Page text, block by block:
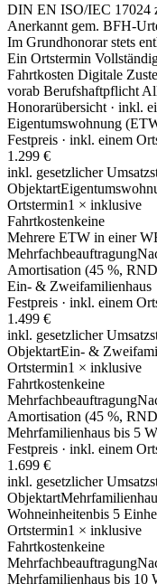
DIN EN ISO/IEC 17024
Anerkannt gem. BFH-
Im Grundhonorar stets
Ein Ortstermin
Fahrtkosten Digitale
vorab Berufshaftpflicht
Honorarübersicht · inkl.
Eigentumswohnung
Festpreis · inkl. einem
1.299 €
inkl. gesetzlicher
Objektart
Ortstermin1 × inklusive
Fahrtkostenkeine
Mehrere ETW in einer
Mehrfachbeauftragung
Amortisation (45 %,
Ein- & Zweifamilienhaus
Festpreis · inkl. einem
1.499 €
inkl. gesetzlicher
ObjektartEin- &
Ortstermin1 × inklusive
Fahrtkostenkeine
Mehrfachbeauftragung
Amortisation (45 %,
Mehrfamilienhaus bis 5
Festpreis · inkl. einem
1.699 €
inkl. gesetzlicher
Objektart
Wohneinheitenbis 5
Ortstermin1 × inklusive
Fahrtkostenkeine
Mehrfachbeauftragung
Mehrfamilienhaus bis 10